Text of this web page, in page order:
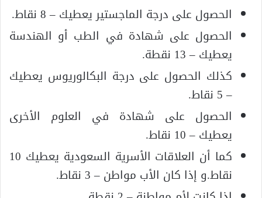
الحصول على درجة الماجستير يعطيك – 8 نقاط.
الحصول على شهادة في الطب أو الهندسة
يعطيك – 13 نقطة.
كذلك الحصول على درجة البكالوريوس يعطيك
– 5 نقاط.
الحصول على شهادة في العلوم الأخرى
يعطيك – 10 نقاط.
كما أن العلاقات الأسرية السعودية يعطيك 10
نقاط.و إذا كان الأب مواطن – 3 نقاط.